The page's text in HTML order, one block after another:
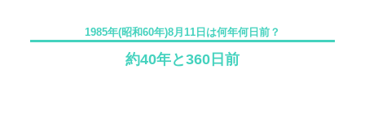
1985年(昭和60年)8月11日は何年何日前？
約40年と360日前